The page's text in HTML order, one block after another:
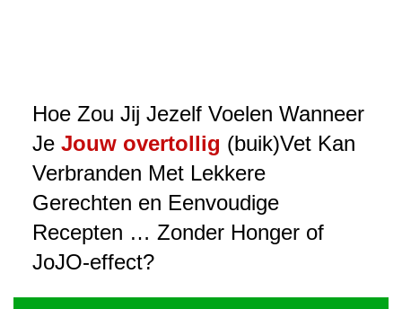
Hoe Zou Jij Jezelf Voelen Wanneer
Je Jouw overtollig (buik)Vet Kan
Verbranden Met Lekkere
Gerechten en Eenvoudige
Recepten … Zonder Honger of
JoJO-effect?